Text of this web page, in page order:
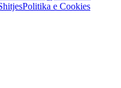
Politika e Cookies